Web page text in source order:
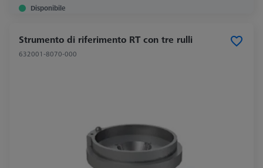
Disponibile
Strumento di riferimento RT con tre rulli
632001-8070-000